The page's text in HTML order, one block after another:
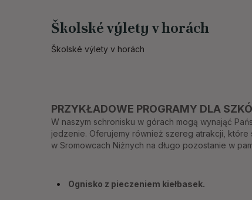
Školské výlety v horách
Školské výlety v horách
PRZYKŁADOWE PROGRAMY DLA
W naszym schronisku w górach mogą wynająć
jedzenie. Oferujemy również szereg atrakcji,
w Sromowcach Niżnych na długo pozostanie w
Ognisko z pieczeniem kiełbasek.